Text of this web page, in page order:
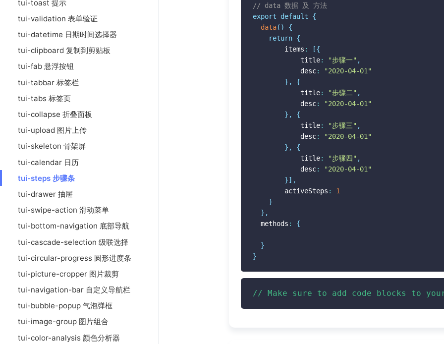
tui-toast 提示
tui-validation 表单验证
tui-datetime 日期时间选择器
tui-clipboard 复制到剪贴板
tui-fab 悬浮按钮
tui-tabbar 标签栏
tui-tabs 标签页
tui-collapse 折叠面板
tui-upload 图片上传
tui-skeleton 骨架屏
tui-calendar 日历
tui-steps 步骤条
tui-drawer 抽屉
tui-swipe-action 滑动菜单
tui-bottom-navigation 底部导航
tui-cascade-selection 级联选择
tui-circular-progress 圆形进度条
tui-picture-cropper 图片裁剪
tui-navigation-bar 自定义导航栏
tui-bubble-popup 气泡弹框
tui-image-group 图片组合
tui-color-analysis 颜色分析器
// data 数据 及 方法
export
default
{
data( )
{
return {
  		items
: [{
  			title
: "步骤一" ,
  			desc
:
"2020-04-01"
} ,
{
  			title
: "步骤二" ,
  			desc
:
"2020-04-01"
} ,
{
  			title
: "步骤三" ,
  			desc
:
"2020-04-01"
} ,
{
  			title
: "步骤四" ,
  			desc
:
"2020-04-01"
}] ,
  		activeSteps
:
1
}
} ,
  methods
: {
}
}
// Make sure to add code blocks to